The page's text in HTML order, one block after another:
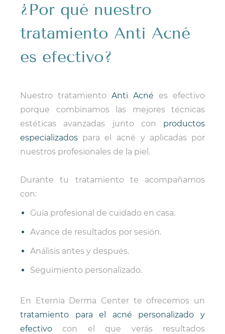
¿Por qué nuestro
tratamiento Anti Acné
es efectivo?
Nuestro tratamiento Anti Acné es efectivo
porque combinamos las mejores técnicas
estéticas avanzadas junto con productos
especializados para el acné y aplicadas por
nuestros profesionales de la piel.
Durante tu tratamiento te acompañamos
con:
Guía profesional de cuidado en casa.
Avance de resultados por sesión.
Análisis antes y después.
Seguimiento personalizado.
En Eternia Derma Center te ofrecemos un
tratamiento para el acné personalizado y
efectivo con el que verás resultados